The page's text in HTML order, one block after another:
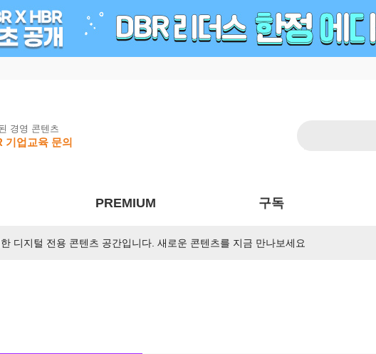
경영 콘텐츠
기업교육 문의
PREMIUM 구독
디지털 전용 콘텐츠 공간입니다. 새로운 콘텐츠를 지금 만나보세요